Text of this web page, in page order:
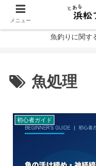
魚釣りに関す
魚処理
初心者ガイド
メニュー